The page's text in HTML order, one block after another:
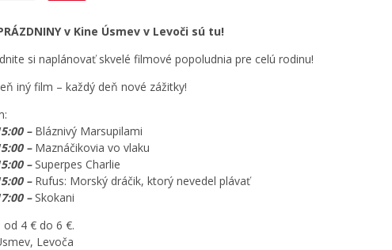
v Kine Úsmev v Levoči sú tu!
si naplánovať skvelé filmové popoludnia pre celú rodinu!
iný film – každý deň nové zážitky!
–Bláznivý Marsupilami
– Maznáčikovia vo vlaku
– Superpes Charlie
– Rufus: Morský dráčik, ktorý nevedel plávať
– Skokani
od 4 € do 6 €.
Levoča